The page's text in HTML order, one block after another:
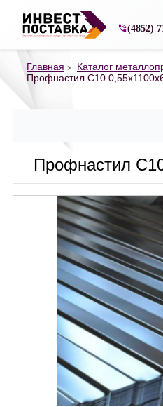
(4852)
Главная Каталог
Профнастил С10
Профнастил